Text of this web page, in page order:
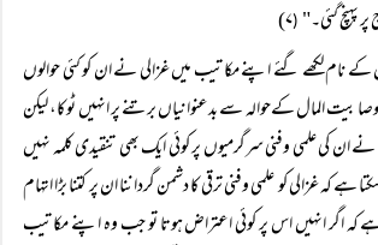
پہنچ گئی۔" (۷)
کے نام لکھے گئے اپنے مکاتیب میں غزالی نے ان کو کئی حوالوں
بیت المال کےحوالہ سے بدعنوانیاں برتنے پر انہیں ٹوکا، لیکن
ان کی علمی وفنی سرگرمیوں پر کوئی ایک بھی تنقیدی کلمہ نہیں
ہے کہ غزالی کو علمی وفنی ترقی کا دشمن گرداننا ان پر کتنا بڑا اتہام
اگر انہیں اس پر کوئی اعتراض ہوتا تو جب وہ اپنے مکاتیب